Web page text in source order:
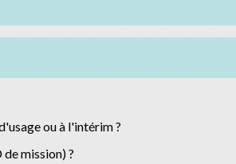
ou à l'intérim ?
mission) ?